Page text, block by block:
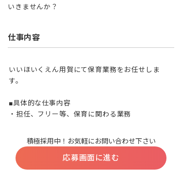
いきませんか？
仕事内容
いいほいくえん用賀にて保育業務をお任せしま
す。
■具体的な仕事内容
・担任、フリー等、保育に関わる業務
積極採用中！お気軽にお問い合わせ下さい
応募画面に進む